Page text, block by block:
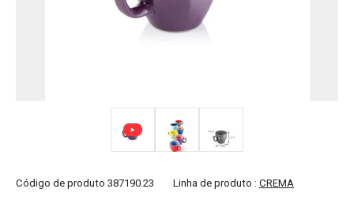
Código de produto 387190.23 Linha de produto : CREMA